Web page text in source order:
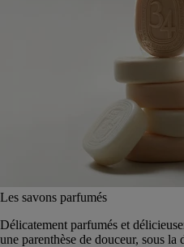
Les savons parfumés
Délicatement parfumés et
une parenthèse de douceur, sous la